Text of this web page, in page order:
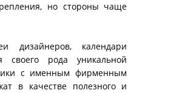
но стороны чаще
дизайнеров, календари
рода уникальной
с именным фирменным
в качестве полезного и